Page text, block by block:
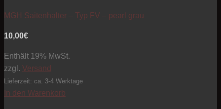
MGH Saitenhalter – Typ FV – pearl grau
10,00€
Enthält 19% MwSt.
zzgl. Versand
Lieferzeit: ca. 3-4 Werktage
In den Warenkorb